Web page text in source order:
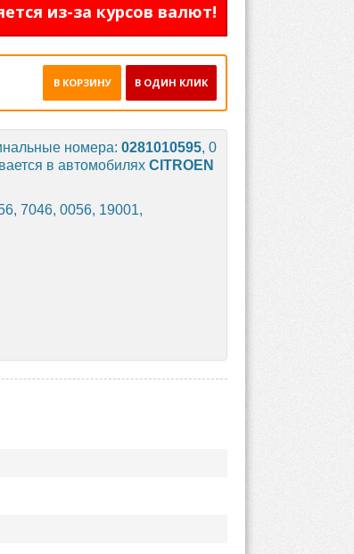
из-за курсов валют!
В ОДИН КЛИК
В КОРЗИНУ
номера: 0281010595, 0
в автомобилях CITROEN
7046, 0056, 19001,